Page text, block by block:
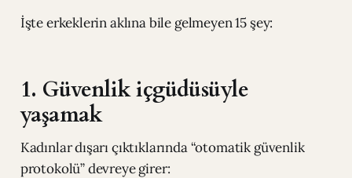
İşte erkeklerin aklına bile gelmeyen 15 şey:
1. Güvenlik içgüdüsüyle
yaşamak
Kadınlar dışarı çıktıklarında “otomatik güvenlik
protokolü” devreye girer: